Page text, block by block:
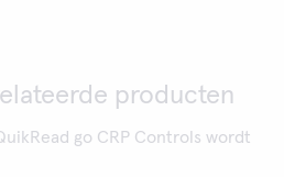
producten
go CRP Controls wordt